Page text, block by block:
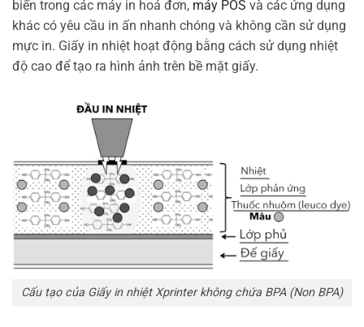
biến trong các máy in hoá đơn, máy POS và các ứng dụng
khác có yêu cầu in ấn nhanh chóng và không cần sử dụng
mực in. Giấy in nhiệt hoạt động bằng cách sử dụng nhiệt
độ cao để tạo ra hình ảnh trên bề mặt giấy.
Cấu tạo của Giấy in nhiệt Xprinter không chứa BPA (Non BPA)